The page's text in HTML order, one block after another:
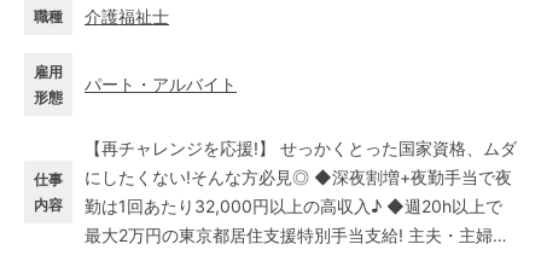
職種 介護福祉士
雇用
形態
パート・アルバイト
仕事
内容
【再チャレンジを応援!】 せっかくとった国家資格、ムダ
にしたくない!そんな方必見◎ ◆深夜割増+夜勤手当で夜
勤は1回あたり32,000円以上の高収入♪ ◆週20h以上で
最大2万円の東京都居住支援特別手当支給! 主夫・主婦パ